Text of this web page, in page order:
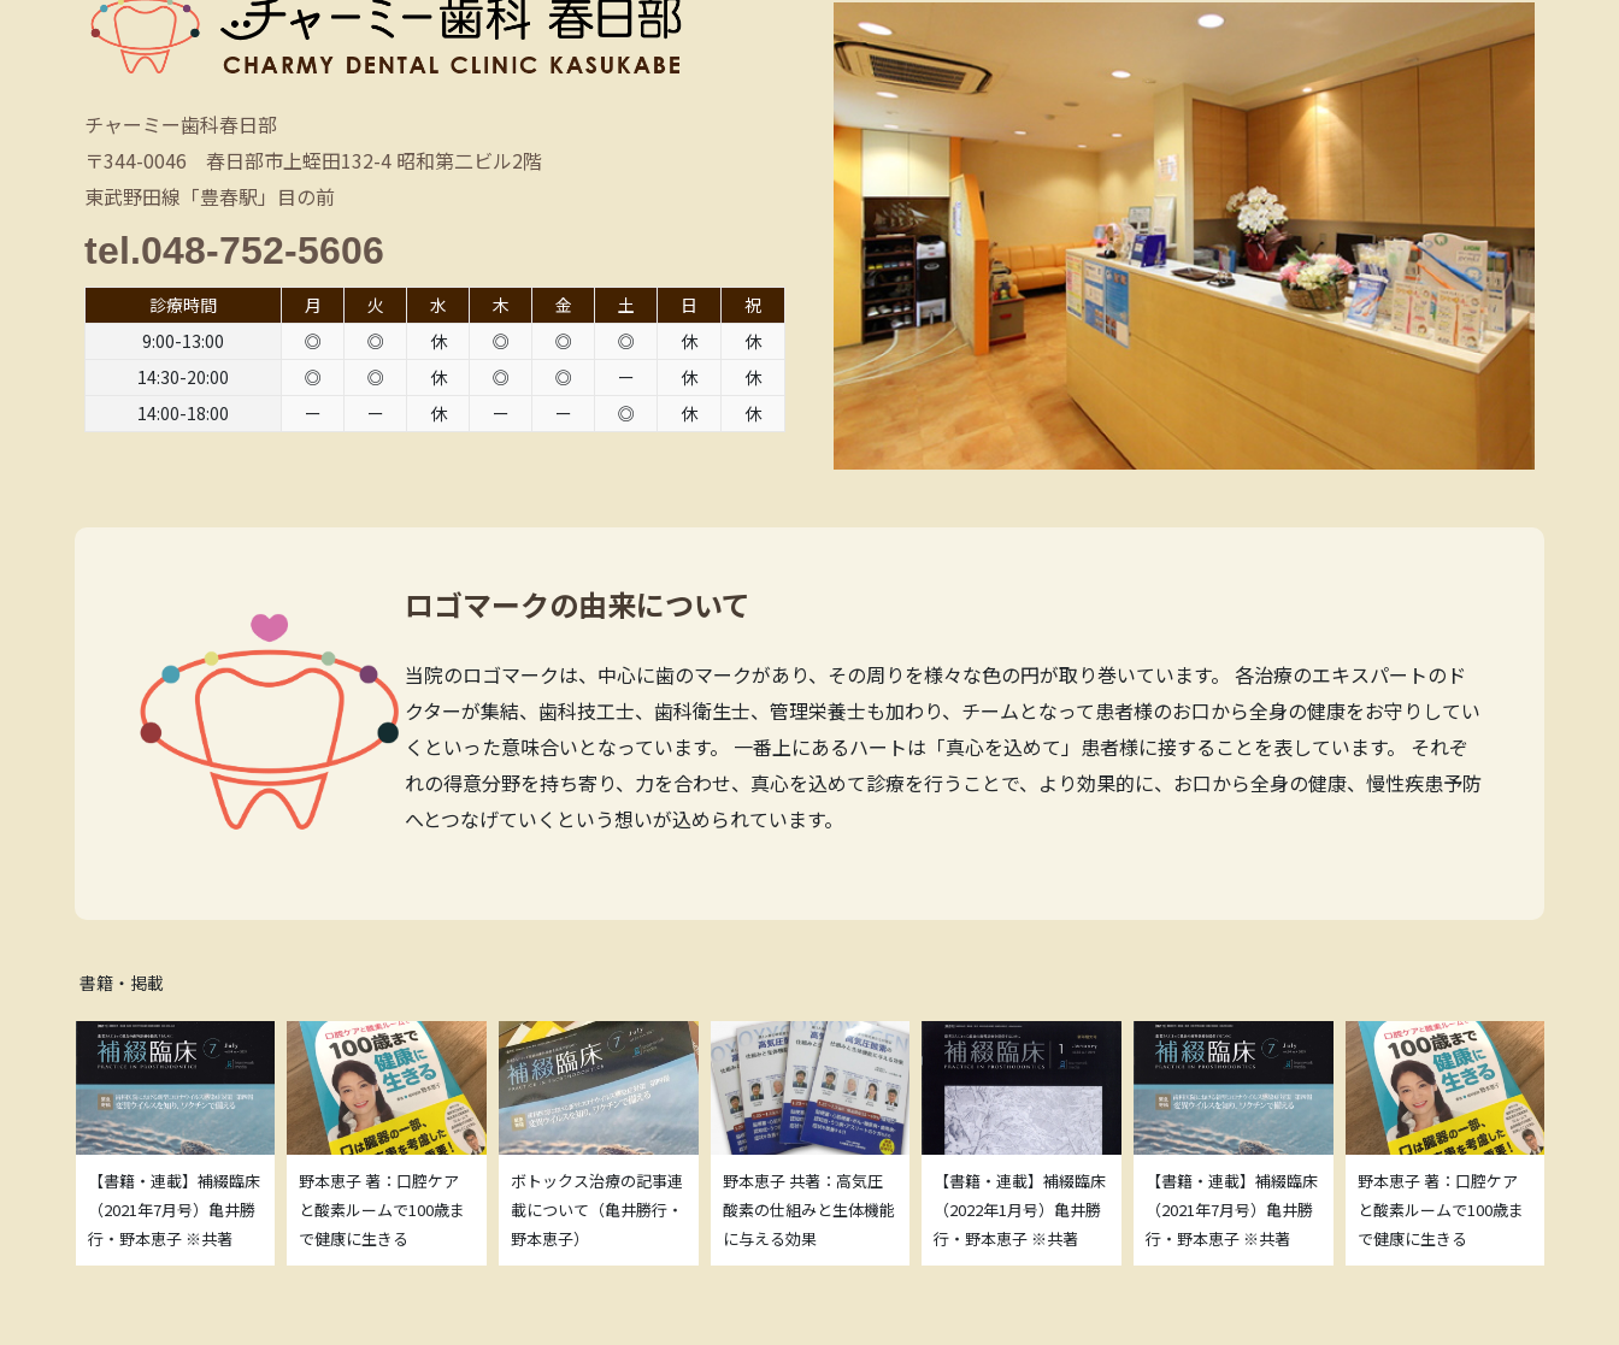
チャーミー歯科春日部
〒344-0046 春日部市上蛭田132-4 昭和第二ビル2階
東武野田線「豊春駅」目の前
tel.048-752-5606
診療時間 月 火 水 木 金 土 日
祝
9:00-13:00
◎ ◎ 休 ◎ ◎ ◎ 休
休
14:30-20:00
◎ ◎ 休 ◎ ◎ ー 休
休
14:00-18:00
ー ー 休 ー ー ◎ 休 休
ロゴマークの由来について
当院のロゴマークは、中心に歯のマークがあり、その周りを様々な色の円が取り巻いています。 各治療のエキスパートのド
クターが集結、歯科技工士、歯科衛生士、管理栄養士も加わり、チームとなって患者様のお口から全身の健康をお守りしてい
くといった意味合いとなっています。 一番上にあるハートは「真心を込めて」患者様に接することを表しています。 それぞ
れの得意分野を持ち寄り、力を合わせ、真心を込めて診療を行うことで、より効果的に、お口から全身の健康、慢性疾患予防
へとつなげていくという想いが込められています。
書籍・掲載
【書籍・連載】補綴臨床
（2021年7月号）亀井勝
行・野本恵子 ※共著
野本恵子 著：口腔ケア
と酸素ルームで100歳ま
で健康に生きる
ボトックス治療の記事連
載について（亀井勝行・
野本恵子）
野本恵子 共著：高気圧
酸素の仕組みと生体機能
に与える効果
【書籍・連載】補綴臨床
（2022年1月号）亀井勝
行・野本恵子 ※共著
【書籍・連載】補綴臨床
（2021年7月号）亀井勝
行・野本恵子 ※共著
野本恵子 著：口腔ケア
と酸素ルームで100歳ま
で健康に生きる